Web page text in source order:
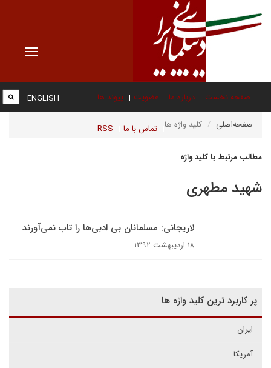
Toggle
صفحه نخست درباره ما عضویت پیوند ها
تماس با ما RSS
ENGLISH
صفحه‌اصلی کلید واژه ها
مطالب مرتبط با کلید واژه
شهید مطهری
لاریجانی: مسلمانان بی ادبی‌ها را تاب نمی‌آورند
۱۸ اردیبهشت ۱۳۹۲
پر کاربرد ترین کلید واژه ها
ایران
آمریکا